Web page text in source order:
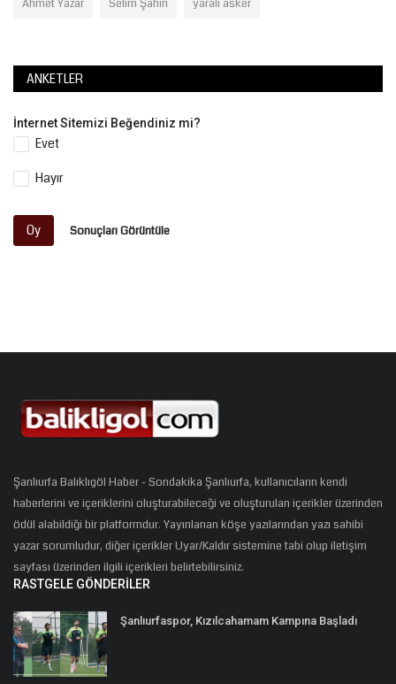
Ahmet Yazar Selim Şahin yaralı asker
ANKETLER
İnternet Sitemizi Beğendiniz mi?
Evet
Hayır
Oy Sonuçları Görüntüle
Şanlıurfa Balıklıgöl Haber - Sondakika Şanlıurfa, kullanıcıların kendi
haberlerini ve içeriklerini oluşturabileceği ve oluşturulan içerikler üzerinden
ödül alabildiği bir platformdur. Yayınlanan köşe yazılarından yazı sahibi
yazar sorumludur, diğer içerikler Uyar/Kaldır sistemine tabi olup iletişim
sayfası üzerinden ilgili içerikleri belirtebilirsiniz.
RASTGELE GÖNDERILER
Şanlıurfaspor, Kızılcahamam Kampına Başladı